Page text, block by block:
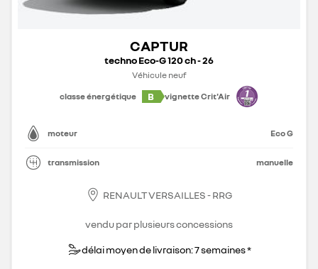
CAPTUR
techno Eco-G 120 ch - 26
Véhicule neuf
classe énergétique
B vignette Crit'Air
moteur Eco G
transmission manuelle
RENAULT VERSAILLES - RRG
vendu par plusieurs concessions
délai moyen de livraison: 7 semaines *